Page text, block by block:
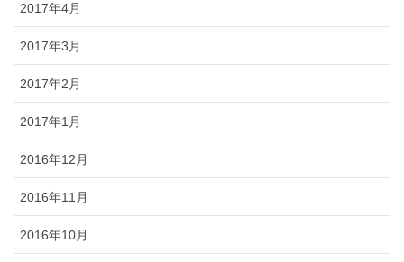
2017年4月
2017年3月
2017年2月
2017年1月
2016年12月
2016年11月
2016年10月